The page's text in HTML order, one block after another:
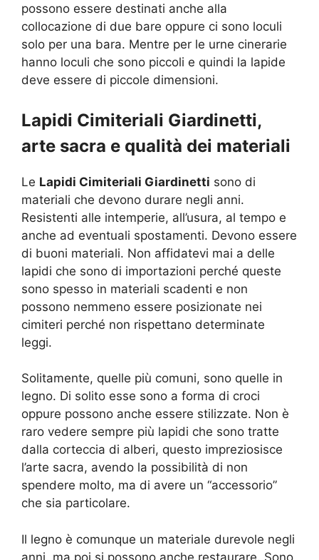
possono essere destinati anche alla
collocazione di due bare oppure ci sono loculi
solo per una bara. Mentre per le urne cinerarie
hanno loculi che sono piccoli e quindi la lapide
deve essere di piccole dimensioni.
Lapidi Cimiteriali Giardinetti,
arte sacra e qualità dei materiali
Le Lapidi Cimiteriali Giardinetti sono di
materiali che devono durare negli anni.
Resistenti alle intemperie, all’usura, al tempo e
anche ad eventuali spostamenti. Devono essere
di buoni materiali. Non affidatevi mai a delle
lapidi che sono di importazioni perché queste
sono spesso in materiali scadenti e non
possono nemmeno essere posizionate nei
cimiteri perché non rispettano determinate
leggi.
Solitamente, quelle più comuni, sono quelle in
legno. Di solito esse sono a forma di croci
oppure possono anche essere stilizzate. Non è
raro vedere sempre più lapidi che sono tratte
dalla corteccia di alberi, questo impreziosisce
l’arte sacra, avendo la possibilità di non
spendere molto, ma di avere un “accessorio”
che sia particolare.
Il legno è comunque un materiale durevole negli
anni, ma poi si possono anche restaurare. Sono